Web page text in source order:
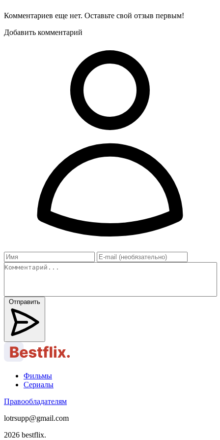
Комментариев еще нет. Оставьте свой отзыв первым!
Добавить комментарий
Отправить
Фильмы
Сериалы
Правообладателям
lotrsupp@gmail.com
2026 bestflix.